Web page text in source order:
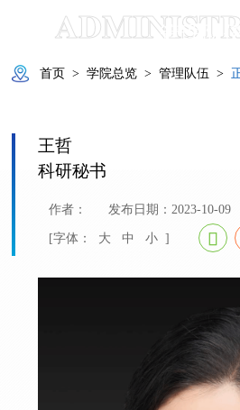
管理队
首页 > 学院总览 > 管理队伍 >
王哲
科研秘书
作者： 发布日期：2023-10-09
[字体：
大 中 小 ]